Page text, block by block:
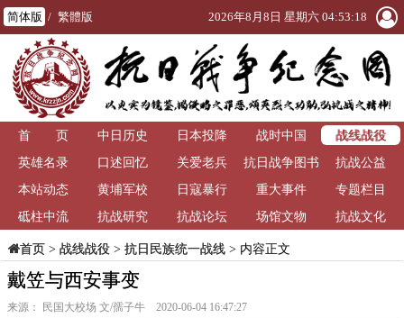
简体版 / 繁體版 2026年8月8日 星期六 04:53:20
首 页 中日历史 日本投降 战时中国
战线战役
英雄名录
口述回忆 关爱老兵
抗日战争图书
馆
抗战公益
本站动态
黄埔军校 日寇暴行 重大事件
专题栏目
砥柱中流
抗战研究 抗战论坛 场馆文物 抗战文化
首页> 战线战役> 抗日民族统一战线> 内容正文
戴笠与西安事变
来源： 民国大校场 文/孺子牛 2020-06-04 16:47:27